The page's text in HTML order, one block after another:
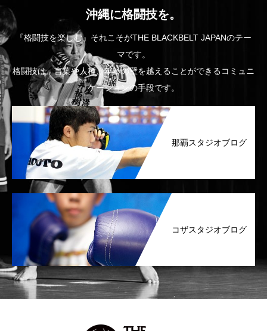
沖縄に格闘技を。
『格闘技を楽しむ』それこそがTHE BLACKBELT JAPANのテー
マです。
格闘技は、言葉や人種、年齢の壁を越えることができるコミュニ
ケーションの手段です。
那覇スタジオブログ
コザスタジオブログ